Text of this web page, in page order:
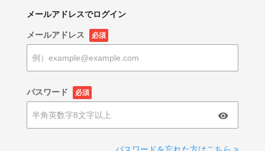
メールアドレスでログイン
メールアドレス 必須
パスワード 必須